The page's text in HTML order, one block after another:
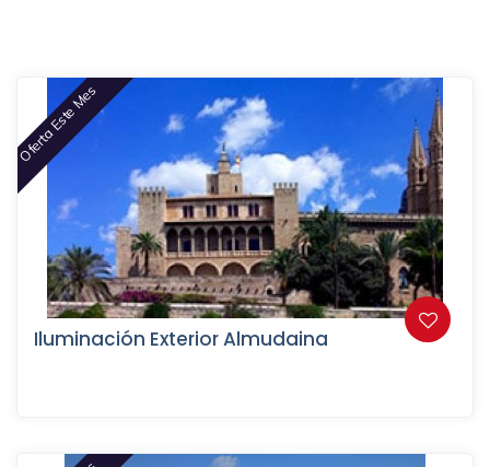
Oferta Este Mes
Iluminación Exterior Almudaina